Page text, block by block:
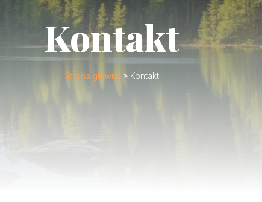
Kontakt
Strona główna » Kontakt